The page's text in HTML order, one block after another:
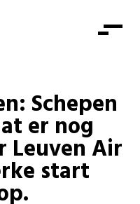
Schepen
er nog
Leuven Air
start